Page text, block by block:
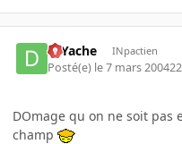
DJYache INpactien
Posté(e) le 7 mars 2004
DOmage qu on ne soit pas
champ